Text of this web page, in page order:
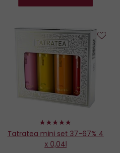
98%
Tatratea mini set 37-67% 4
x 0,04l